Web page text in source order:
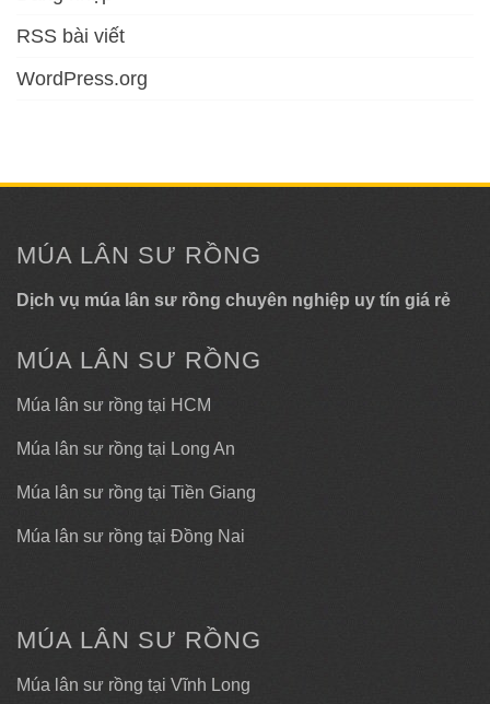
RSS bài viết
WordPress.org
MÚA LÂN SƯ RỒNG
Dịch vụ múa lân sư rồng chuyên nghiệp uy tín giá rẻ
MÚA LÂN SƯ RỒNG
Múa lân sư rồng tại HCM
Múa lân sư rồng tại Long An
Múa lân sư rồng tại Tiền Giang
Múa lân sư rồng tại Đồng Nai
MÚA LÂN SƯ RỒNG
Múa lân sư rồng tại Vĩnh Long